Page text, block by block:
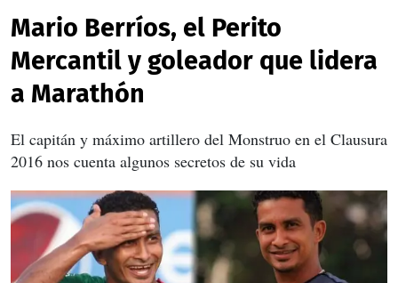
Mario Berríos, el Perito
Mercantil y goleador que lidera
a Marathón
El capitán y máximo artillero del Monstruo en el Clausura
2016 nos cuenta algunos secretos de su vida